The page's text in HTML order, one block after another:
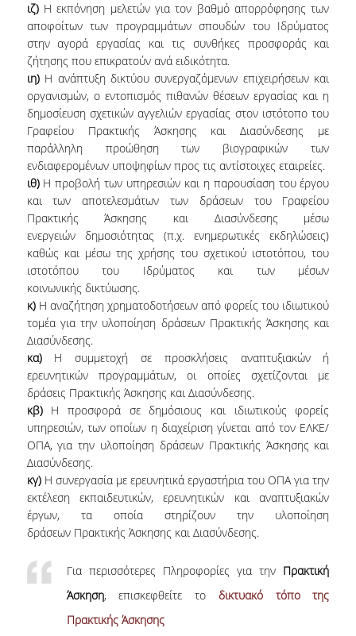
ιζ) Η εκπόνηση μελετών για τον βαθμό απορρόφησης των
αποφοίτων των προγραμμάτων σπουδών του Ιδρύματος
στην αγορά εργασίας και τις συνθήκες προσφοράς και
ζήτησης που επικρατούν ανά ειδικότητα.
ιη) Η ανάπτυξη δικτύου συνεργαζόμενων επιχειρήσεων και
οργανισμών, ο εντοπισμός πιθανών θέσεων εργασίας και η
δημοσίευση σχετικών αγγελιών εργασίας στον ιστότοπο του
Γραφείου Πρακτικής Άσκησης και Διασύνδεσης με
παράλληλη προώθηση των βιογραφικών των
ενδιαφερομένων υποψηφίων προς τις αντίστοιχες εταιρείες.
ιθ)Η προβολή των υπηρεσιών και η παρουσίαση του έργου
και των αποτελεσμάτων των δράσεων του Γραφείου
Πρακτικής Άσκησης και Διασύνδεσης μέσω
ενεργειών δημοσιότητας (π.χ. ενημερωτικές εκδηλώσεις)
καθώς και μέσω της χρήσης του σχετικού ιστοτόπου, του
ιστοτόπου του Ιδρύματος και των μέσων
κοινωνικής δικτύωσης.
κ)Η αναζήτηση χρηματοδοτήσεων από φορείς του ιδιωτικού
τομέα για την υλοποίηση δράσεων Πρακτικής Άσκησης και
Διασύνδεσης.
κα) H συμμετοχή σε προσκλήσεις αναπτυξιακών ή
ερευνητικών προγραμμάτων, οι οποίες σχετίζονται με
δράσεις Πρακτικής Άσκησης και Διασύνδεσης.
κβ)H προσφορά σε δημόσιους και ιδιωτικούς φορείς
υπηρεσιών, των οποίων η διαχείριση γίνεται από τον ΕΛΚΕ/
ΟΠΑ, για την υλοποίηση δράσεων Πρακτικής Άσκησης και
Διασύνδεσης.
κγ) H συνεργασία με ερευνητικά εργαστήρια του ΟΠΑ για την
εκτέλεση εκπαιδευτικών, ερευνητικών και αναπτυξιακών
έργων, τα οποία στηρίζουν την υλοποίηση
δράσεων Πρακτικής Άσκησης και Διασύνδεσης.
Για περισσότερες Πληροφορίες για την Πρακτική
Άσκηση, επισκεφθείτε το δικτυακό τόπο της
Πρακτικής Άσκησης